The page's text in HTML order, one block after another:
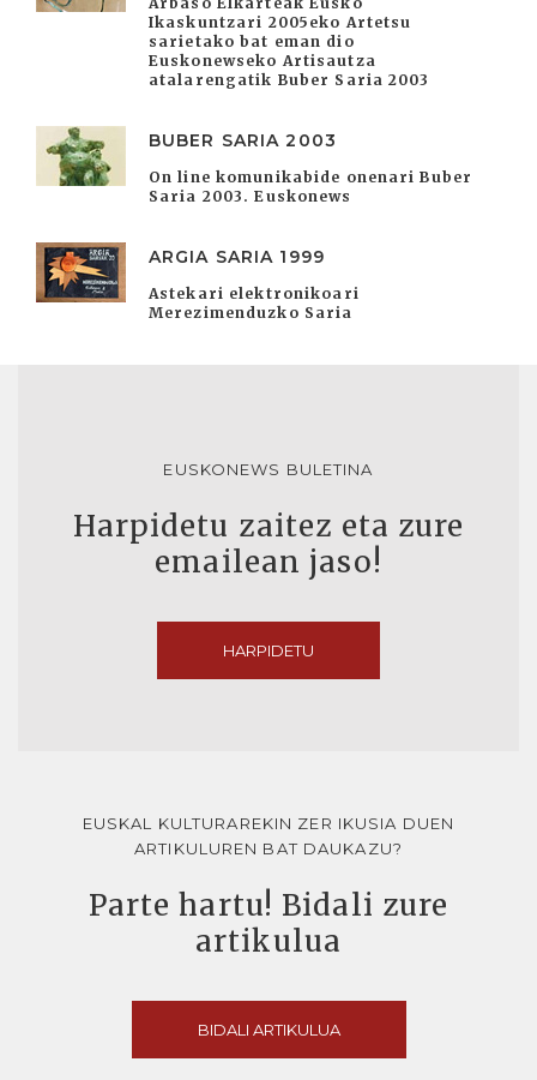
Ikaskuntzari 2005eko Artetsu
sarietako bat eman dio
Euskonewseko Artisautza
atalarengatik Buber Saria 2003
BUBER SARIA 2003
On line komunikabide onenari Buber
Saria 2003. Euskonews
ARGIA SARIA 1999
Astekari elektronikoari
Merezimenduzko Saria
EUSKONEWS BULETINA
Harpidetu zaitez eta zure
emailean jaso!
HARPIDETU
EUSKAL KULTURAREKIN ZER IKUSIA DUEN
ARTIKULUREN BAT DAUKAZU?
Parte hartu! Bidali zure
artikulua
BIDALI ARTIKULUA